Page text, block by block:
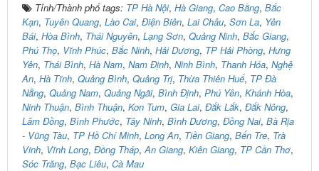
Tỉnh/Thành phố tags: TP Hà Nội, Hà Giang, Cao Bằng, Bắc
Kạn, Tuyên Quang, Lào Cai, Điện Biên, Lai Châu, Sơn La, Yên
Bái, Hòa Bình, Thái Nguyên, Lạng Sơn, Quảng Ninh, Bắc Giang,
Phú Thọ, Vĩnh Phúc, Bắc Ninh, Hải Dương, TP Hải Phòng, Hưng
Yên, Thái Bình, Hà Nam, Nam Định, Ninh Bình, Thanh Hóa, Nghệ
An, Hà Tĩnh, Quảng Bình, Quảng Trị, Thừa Thiên Huế, TP Đà
Nẵng, Quảng Nam, Quảng Ngãi, Bình Định, Phú Yên, Khánh Hòa,
Ninh Thuận, Bình Thuận, Kon Tum, Gia Lai, Đắk Lắk, Đắk Nông,
Lâm Đồng, Bình Phước, Tây Ninh, Bình Dương, Đồng Nai, Bà Rịa
- Vũng Tàu, TP Hồ Chí Minh, Long An, Tiền Giang, Bến Tre, Trà
Vinh, Vĩnh Long, Đồng Tháp,An Giang, Kiên Giang, TP Cần Thơ,
Sóc Trăng, Bạc Liêu, Cà Mau